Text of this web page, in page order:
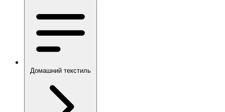
Домашний текстиль